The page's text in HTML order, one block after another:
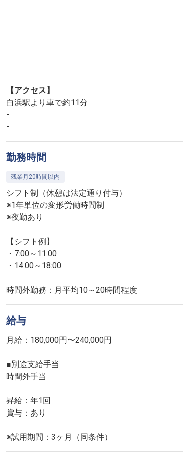
【アクセス】
白浜駅より車で約11分
-
-
勤務時間
残業月20時間以内
シフト制（休憩は法定通り付与）
※1年単位の変形労働時間制
※夜勤あり
【シフト例】
・7:00～11:00
・14:00～18:00
時間外勤務：月平均10～20時間程度
給与
月給：180,000円〜240,000円
■別途支給手当
時間外手当
昇給：年1回
賞与：あり
※試用期間：3ヶ月（同条件）